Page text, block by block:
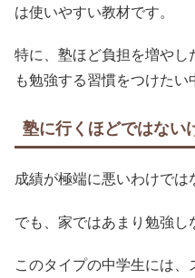
は使いやすい教材です。
特に、塾ほど負担を増や
も勉強する習慣をつけたい
塾に行くほどではない
成績が極端に悪いわけでは
でも、家ではあまり勉強し
このタイプの中学生には